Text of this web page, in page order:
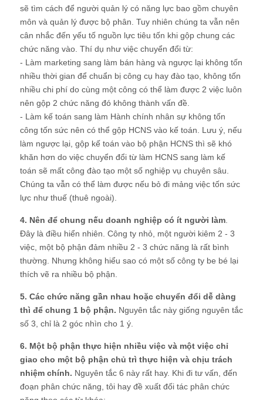
sẽ tìm cách để người quản lý có năng lực bao gồm chuyên
môn và quản lý được bộ phân. Tuy nhiên chúng ta vẫn nên
cân nhắc đến yếu tố nguồn lực tiêu tốn khi gộp chung các
chức năng vào. Thí dụ như việc chuyển đổi từ:
- Làm marketing sang làm bán hàng và ngược lại không tốn
nhiều thời gian để chuẩn bị công cụ hay đào tạo, không tốn
nhiều chi phí do cùng một công có thể làm được 2 việc luôn
nên gộp 2 chức năng đó không thành vấn đề.
- Làm kế toán sang làm Hành chính nhân sự không tốn
công tốn sức nên có thể gộp HCNS vào kế toán. Lưu ý, nếu
làm ngược lại, gộp kế toán vào bộ phận HCNS thì sẽ khó
khăn hơn do việc chuyển đổi từ làm HCNS sang làm kế
toán sẽ mất công đào tạo một số nghiệp vụ chuyên sâu.
Chúng ta vẫn có thể làm được nếu bỏ đi mảng việc tốn sức
lực như thuế (thuê ngoài).
4. Nên để chung nếu doanh nghiệp có ít người làm
Đây là điều hiển nhiên. Công ty nhỏ, một người kiêm 2 - 3
việc, một bộ phận đảm nhiều 2 - 3 chức năng là rất bình
thường. Nhưng không hiểu sao có một số công ty be bé lại
thích vẽ ra nhiều bộ phận.
5. Các chức năng gần nhau hoặc chuyển đổi dễ dàng
thì để chung 1 bộ phận. Nguyên tắc này giống nguyên tắc
số 3, chỉ là 2 góc nhìn cho 1 ý.
6. Một bộ phận thực hiện nhiều việc và một việc chỉ
giao cho một bộ phận chủ trì thực hiện và chịu trách
nhiệm chính. Nguyên tắc 6 này rất hay. Khi đi tư vấn, đến
đoạn phân chức năng, tôi hay đề xuất đối tác phân chức